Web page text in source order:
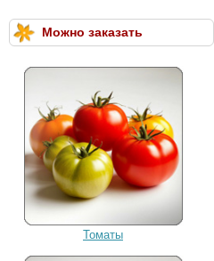
Можно заказать
Томаты